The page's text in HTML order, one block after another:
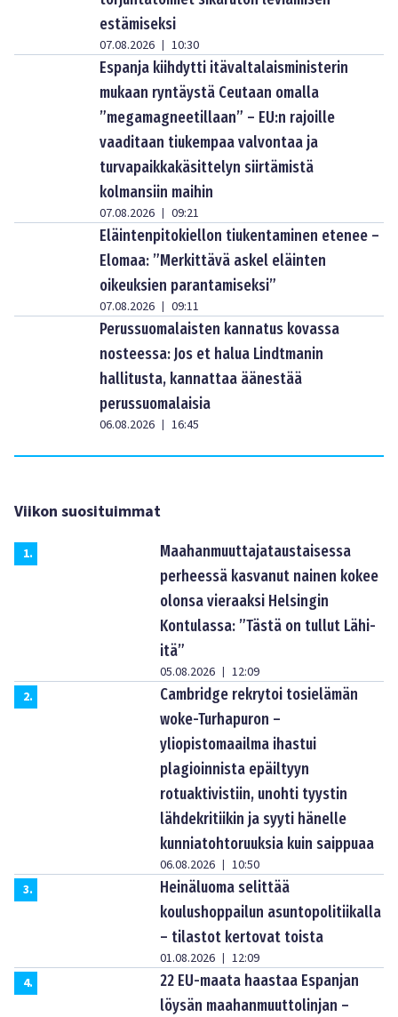
estämiseksi
07.08.2026 | 10:30
Espanja kiihdytti itävaltalaisministerin
mukaan ryntäystä Ceutaan omalla
”megamagneetillaan” – EU:n rajoille
vaaditaan tiukempaa valvontaa ja
turvapaikkakäsittelyn siirtämistä
kolmansiin maihin
07.08.2026 | 09:21
Eläintenpitokiellon tiukentaminen etenee –
Elomaa: ”Merkittävä askel eläinten
oikeuksien parantamiseksi”
07.08.2026 | 09:11
Perussuomalaisten kannatus kovassa
nosteessa: Jos et halua Lindtmanin
hallitusta, kannattaa äänestää
perussuomalaisia
06.08.2026 | 16:45
Viikon suosituimmat
1.
Maahanmuuttajataustaisessa
perheessä kasvanut nainen kokee
olonsa vieraaksi Helsingin
Kontulassa: ”Tästä on tullut Lähi-
itä”
05.08.2026 | 12:09
2.
Cambridge rekrytoi tosielämän
woke-Turhapuron –
yliopistomaailma ihastui
plagioinnista epäiltyyn
rotuaktivistiin, unohti tyystin
lähdekritiikin ja syyti hänelle
kunniatohtoruuksia kuin saippuaa
06.08.2026 | 10:50
3.
Heinäluoma selittää
koulushoppailun asuntopolitiikalla
– tilastot kertovat toista
01.08.2026 | 12:09
4.
22 EU-maata haastaa Espanjan
löysän maahanmuuttolinjan –